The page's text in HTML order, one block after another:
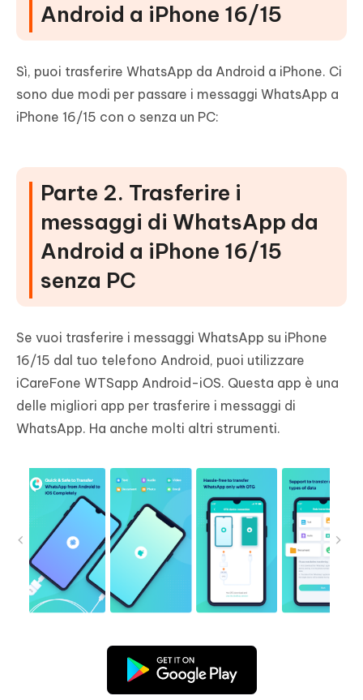
Android a iPhone 16/15
Sì, puoi trasferire WhatsApp da Android a iPhone. Ci
sono due modi per passare i messaggi WhatsApp a
iPhone 16/15 con o senza un PC:
Parte 2. Trasferire i
messaggi di WhatsApp da
Android a iPhone 16/15
senza PC
Se vuoi trasferire i messaggi WhatsApp su iPhone
16/15 dal tuo telefono Android, puoi utilizzare
iCareFone WTSapp Android-iOS. Questa app è una
delle migliori app per trasferire i messaggi di
WhatsApp. Ha anche molti altri strumenti.